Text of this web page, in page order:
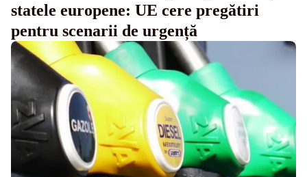
statele europene: UE cere pregătiri
pentru scenarii de urgență